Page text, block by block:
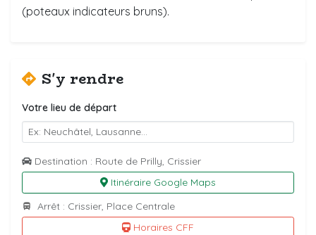
(poteaux indicateurs bruns).
S'y rendre
Votre lieu de départ
Destination : Route de Prilly, Crissier
Itinéraire Google Maps
Arrêt : Crissier, Place Centrale
Horaires CFF